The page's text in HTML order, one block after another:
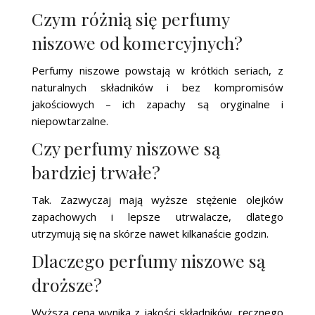
Czym różnią się perfumy
niszowe od komercyjnych?
Perfumy niszowe powstają w krótkich seriach, z
naturalnych składników i bez kompromisów
jakościowych – ich zapachy są oryginalne i
niepowtarzalne.
Czy perfumy niszowe są
bardziej trwałe?
Tak. Zazwyczaj mają wyższe stężenie olejków
zapachowych i lepsze utrwalacze, dlatego
utrzymują się na skórze nawet kilkanaście godzin.
Dlaczego perfumy niszowe są
droższe?